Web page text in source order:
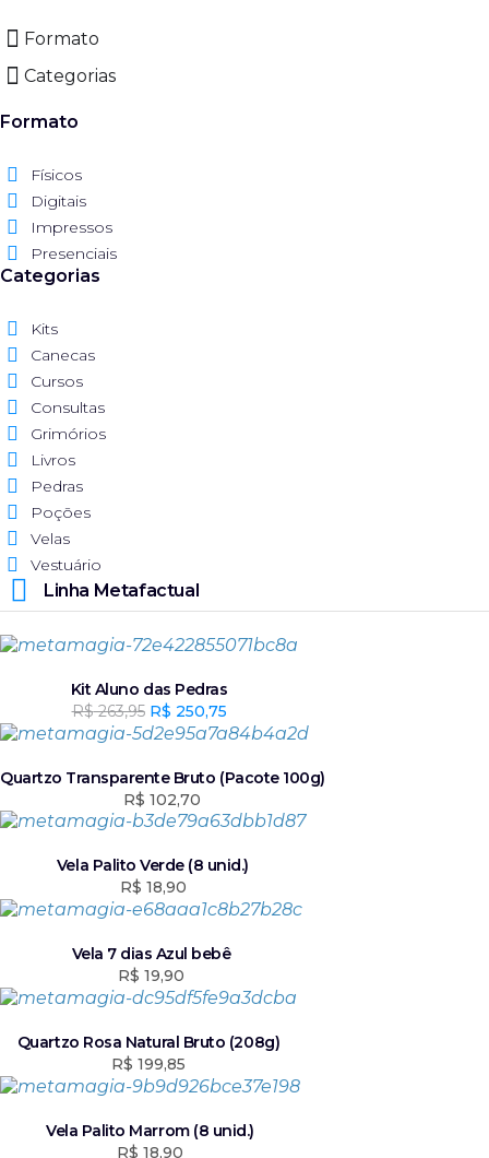
Formato
Categorias
Formato
Físicos
Digitais
Impressos
Presenciais
Categorias
Kits
Canecas
Cursos
Consultas
Grimórios
Livros
Pedras
Poções
Velas
Vestuário
Linha Metafactual
Kit Aluno das Pedras
R$263,95 O
p
e
ç
o
r
i
g
n
a
l
r
a
:
$
R$ 250,75
p
e
o
t
a
é
R
5
,
Quartzo Transparente Bruto (Pacote 100g)
R$ 102,70
Vela Palito Verde (8 unid.)
R$ 18,90
Vela 7 dias Azul bebê
R$ 19,90
Quartzo Rosa Natural Bruto (208g)
R$ 199,85
Vela Palito Marrom (8 unid.)
R$ 18,90